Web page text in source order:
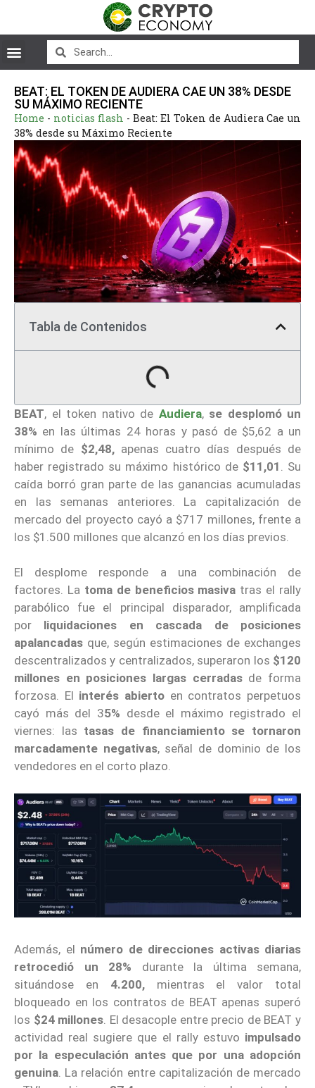
BEAT: EL TOKEN DE AUDIERA CAE UN 38% DESDE
SU MÁXIMO RECIENTE
Home - noticias flash - Beat: El Token de Audiera Cae un
38% desde su Máximo Reciente
Tabla de Contenidos
BEAT, el token nativo de Audiera, se desplomó un
38% en las últimas 24 horas y pasó de $5,62 a un
mínimo de $2,48,apenas cuatro días después de
haber registrado su máximo histórico de $11,01
. Su
caída borró gran parte de las ganancias acumuladas
en las semanas anteriores. La capitalización de
mercado del proyecto cayó a $717 millones, frente a
los $1.500 millones que alcanzó en los días previos.
El desplome responde a una combinación de
factores. La toma de beneficios masiva tras el rally
parabólico fue el principal disparador, amplificada
por liquidaciones en cascada
de posiciones
apalancadas que, según estimaciones de exchanges
descentralizados y centralizados, superaron los $120
millones en posiciones largas cerradasde forma
forzosa. El interés abierto en contratos perpetuos
cayó más del 35% desde el máximo registrado el
viernes: las tasas de financiamiento se tornaron
marcadamente negativas, señal de dominio de los
vendedores en el corto plazo.
Además, el número de direcciones activas diarias
retrocedió un 28% durante la última semana,
situándose en 4.200, mientras el valor total
bloqueado en los contratos de BEAT apenas superó
los $24 millones . El desacople entre precio de BEAT y
actividad real sugiere que el rally estuvo impulsado
por la especulación antes que por una adopción
genuina . La relación entre capitalización de mercado